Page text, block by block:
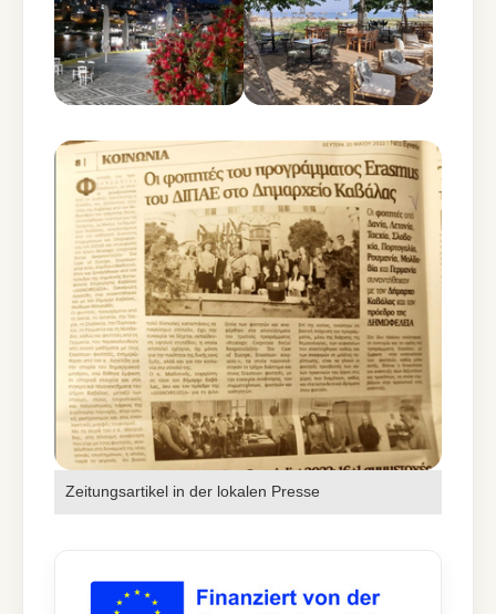
Show larger version for:
Zeitungsartikel in der lokalen Presse